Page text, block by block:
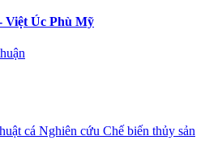
Việt Úc Phù Mỹ
cá Nghiên cứu Chế biến thủy sản